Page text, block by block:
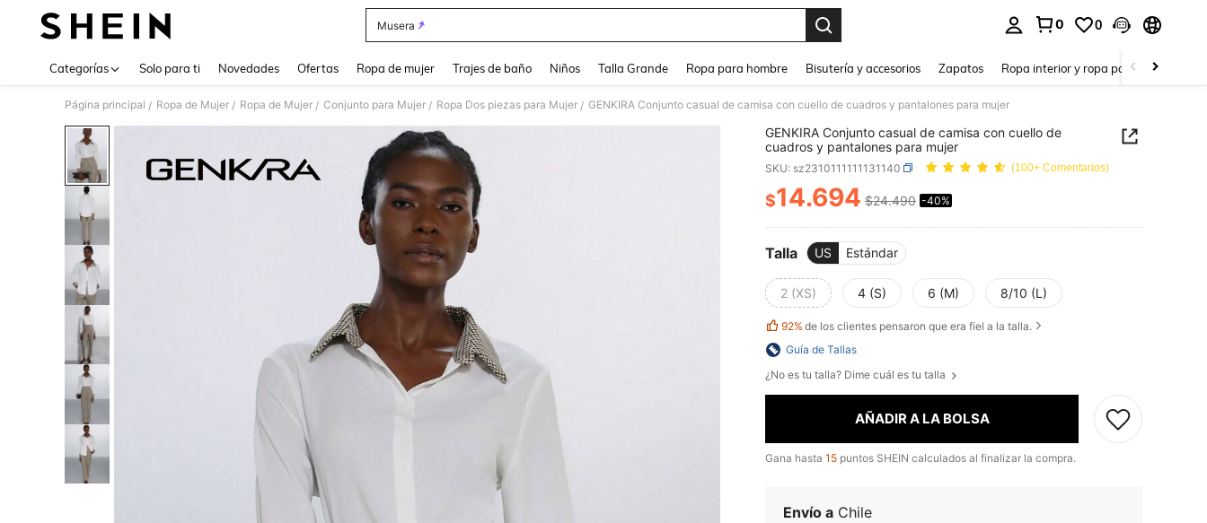
Musera
0 0
Categorías Solo para ti Novedades Ofertas Ropa de mujer Trajes de baño Niños Talla Grande Ropa para hombre Bisutería y accesorios Zapatos Ropa interior y ropa para dormir
Página principal / Ropa de Mujer / Ropa de Mujer / Conjunto para Mujer / Ropa Dos piezas para Mujer / GENKIRA Conjunto casual de camisa con cuello de cuadros y pantalones para mujer
GENKIRA Conjunto casual de camisa con cuello de
cuadros y pantalones para mujer
SKU: sz2310111111131140 (100+ Comentarios)
PRICE AND AVAILABILITY
$14.694 $24.490 -40%
Talla US Estándar
2 (XS) 4 (S) 6 (M) 8/10 (L)
92% de los clientes pensaron que era fiel a la talla.
Guía de Tallas
¿No es tu talla? Dime cuál es tu talla
AÑADIR A LA BOLSA
Gana hasta 15 puntos SHEIN calculados al finalizar la compra.
Envío a Chile